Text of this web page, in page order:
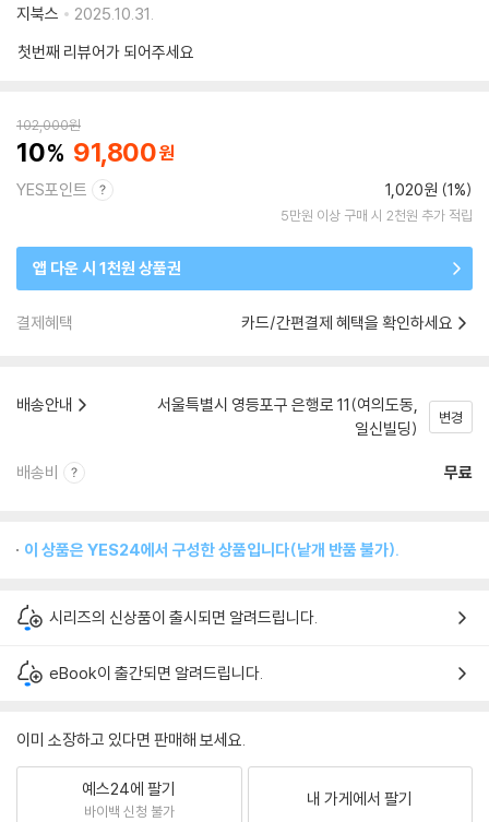
지북스
2025.10.31.
첫번째 리뷰어가 되어주세요
102,000원
10 91,800
YES포인트 1,020원 (1%)
5만원 이상 구매 시 2천원 추가 적립
앱 다운 시 1천원 상품권
결제혜택 카드/간편결제 혜택을 확인하세요
배송안내
서울특별시 영등포구 은행로 11(여의도동,
일신빌딩)
변경
배송비 무료
이 상품은 YES24에서 구성한 상품입니다(낱개 반품 불가).
시리즈의 신상품이 출시되면 알려드립니다.
eBook이 출간되면 알려드립니다.
이미 소장하고 있다면 판매해 보세요.
예스24에 팔기
바이백 신청 불가
내 가게에서 팔기